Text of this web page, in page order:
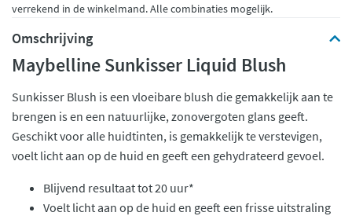
verrekend in de winkelmand. Alle combinaties mogelijk.
Omschrijving
Maybelline Sunkisser Liquid Blush
Sunkisser Blush is een vloeibare blush die gemakkelijk aan te
brengen is en een natuurlijke, zonovergoten glans geeft.
Geschikt voor alle huidtinten, is gemakkelijk te verstevigen,
voelt licht aan op de huid en geeft een gehydrateerd gevoel.
Blijvend resultaat tot 20 uur*
Voelt licht aan op de huid en geeft een frisse uitstraling